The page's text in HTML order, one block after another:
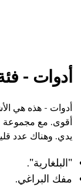
أدوات -
أدوات - هذه هي
أقوى. مع مجموعة
يدي. وهناك عدد
"البلغارية".
مفك البراغي.